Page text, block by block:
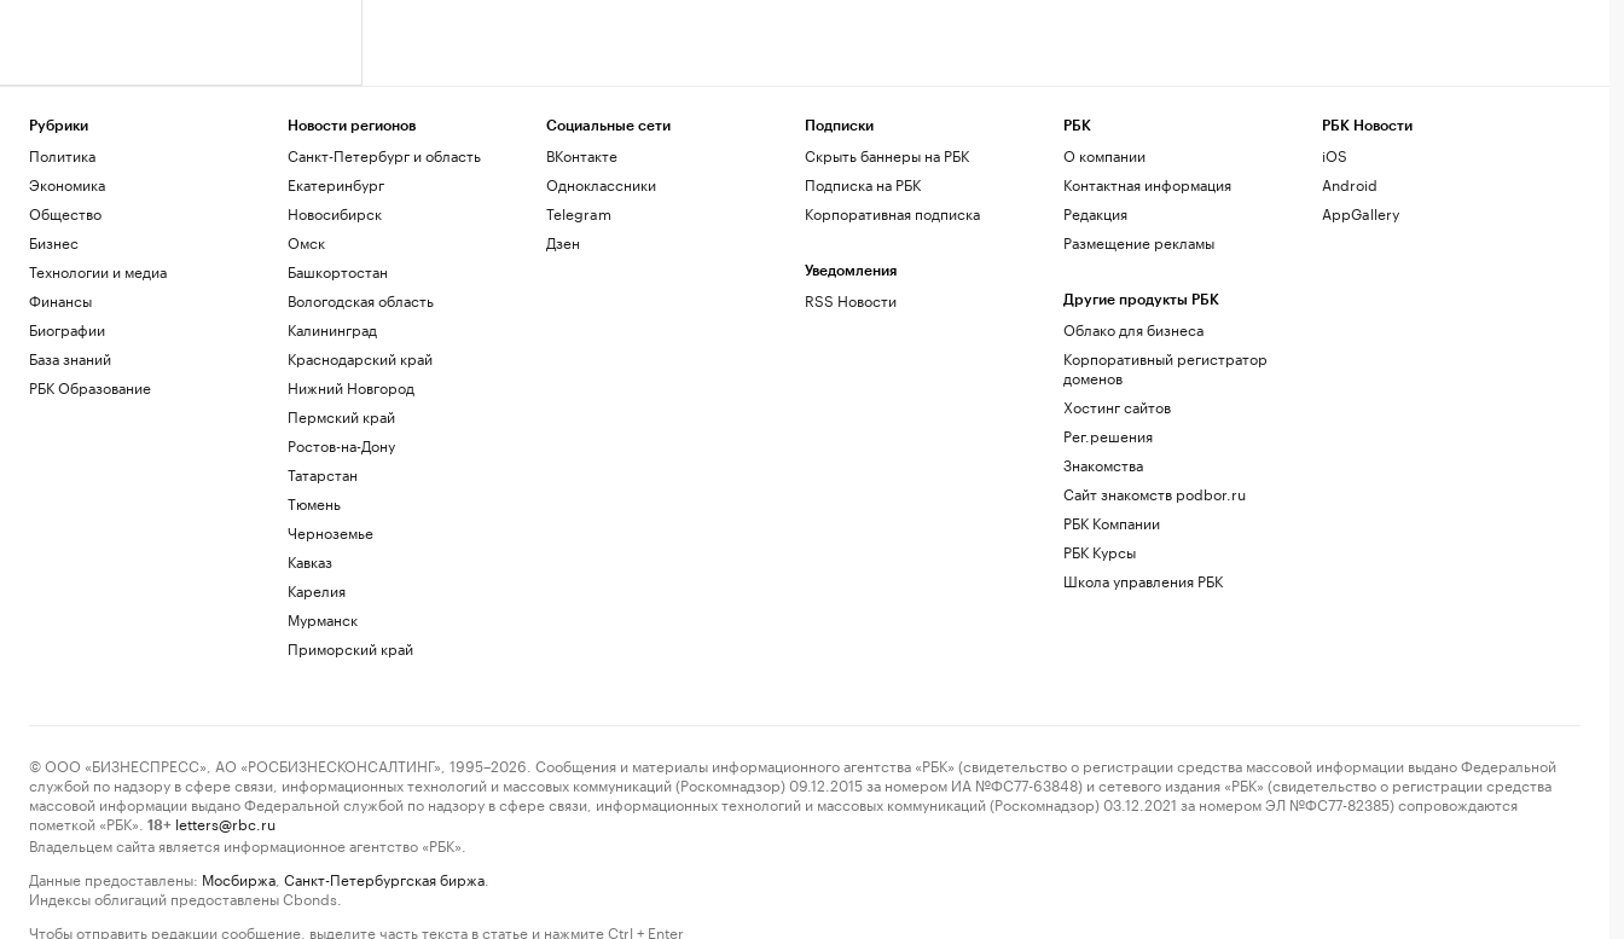
Рубрики
Политика
Экономика
Общество
Бизнес
Технологии и медиа
Финансы
Биографии
База знаний
РБК Образование
Новости регионов
Санкт-Петербург и область
Екатеринбург
Новосибирск
Омск
Башкортостан
Вологодская область
Калининград
Краснодарский край
Нижний Новгород
Пермский край
Ростов-на-Дону
Татарстан
Тюмень
Черноземье
Кавказ
Карелия
Мурманск
Приморский край
Социальные сети
ВКонтакте
Одноклассники
Telegram
Дзен
Подписки
Скрыть баннеры на РБК
Подписка на РБК
Корпоративная подписка
Уведомления
RSS Новости
РБК
О компании
Контактная информация
Редакция
Размещение рекламы
Другие продукты РБК
Облако для бизнеса
Корпоративный регистратор
доменов
Хостинг сайтов
Рег.решения
Знакомства
Сайт знакомств podbor.ru
РБК Компании
РБК Курсы
Школа управления РБК
РБК Новости
iOS
Android
AppGallery
© ООО «БИЗНЕСПРЕСС», АО «РОСБИЗНЕСКОНСАЛТИНГ», 1995–2026. Сообщения и материалы информационного агентства «РБК» (свидетельство о регистрации средства массовой информации выдано Федеральной
службой по надзору в сфере связи, информационных технологий и массовых коммуникаций (Роскомнадзор) 09.12.2015 за номером ИА №ФС77-63848) и сетевого издания «РБК» (свидетельство о регистрации средства
массовой информации выдано Федеральной службой по надзору в сфере связи, информационных технологий и массовых коммуникаций (Роскомнадзор) 03.12.2021 за номером ЭЛ №ФС77-82385) сопровождаются
пометкой «РБК».
18+ letters@rbc.ru
Владельцем сайта является информационное агентство «РБК».
Данные предоставлены: Мосбиржа Санкт-Петербургская биржа
Индексы облигаций предоставлены Cbonds.
Чтобы отправить редакции сообщение, выделите часть текста в статье и нажмите Ctrl + Enter